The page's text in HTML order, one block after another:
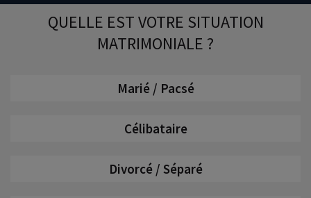
QUELLE EST VOTRE SITUATION
MATRIMONIALE ?
Marié / Pacsé
Célibataire
Divorcé / Séparé